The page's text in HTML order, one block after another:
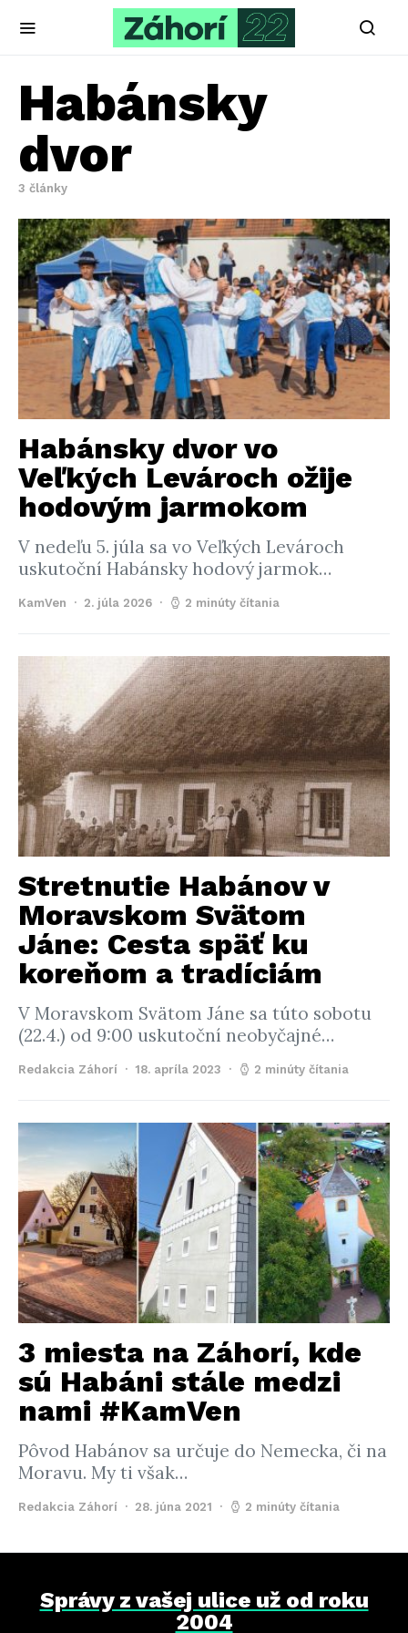
Habánsky
dvor
3 články
Habánsky dvor vo
Veľkých Levároch ožije
hodovým jarmokom
V nedeľu 5. júla sa vo Veľkých Levároch
uskutoční Habánsky hodový jarmok…
KamVen 2. júla 2026 2 minúty čítania
Stretnutie Habánov v
Moravskom Svätom
Jáne: Cesta späť ku
koreňom a tradíciám
V Moravskom Svätom Jáne sa túto sobotu
(22.4.) od 9:00 uskutoční neobyčajné…
Redakcia Záhorí 18. apríla 2023 2 minúty čítania
3 miesta na Záhorí, kde
sú Habáni stále medzi
nami #KamVen
Pôvod Habánov sa určuje do Nemecka, či na
Moravu. My ti však…
Redakcia Záhorí 28. júna 2021 2 minúty čítania
Správy z vašej ulice už od roku
2004